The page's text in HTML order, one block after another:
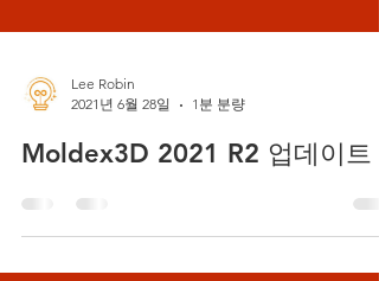
2021년 6월 28일
1분 분량
Moldex3D 2021 R2 업데이트